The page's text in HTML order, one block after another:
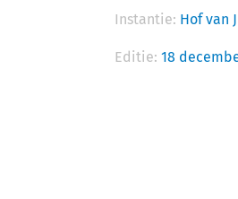
Instantie: Hof van
Editie: 18